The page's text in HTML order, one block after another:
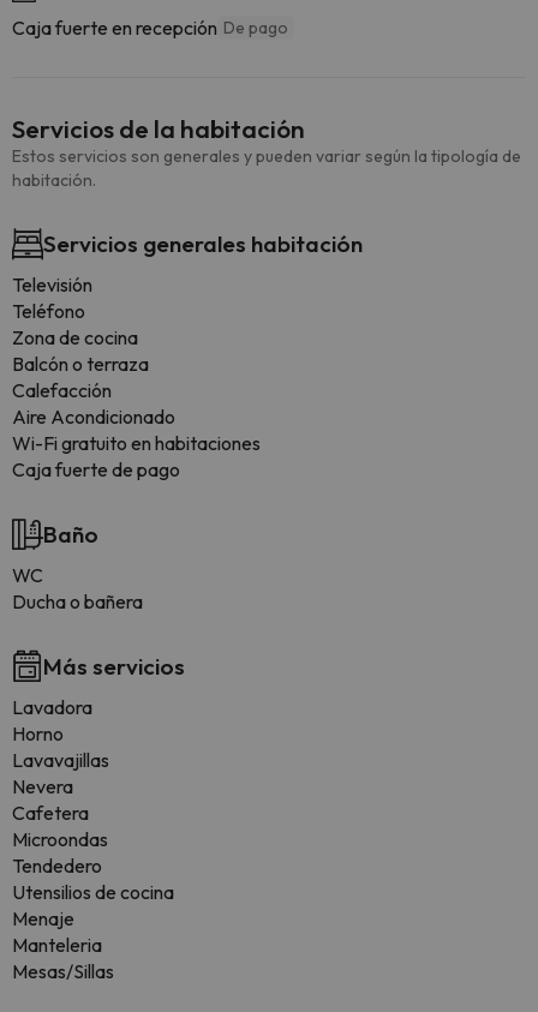
Caja fuerte en recepción De pago
Servicios de la habitación
Estos servicios son generales y pueden variar según la tipología de
habitación.
Servicios generales habitación
Televisión
Teléfono
Zona de cocina
Balcón o terraza
Calefacción
Aire Acondicionado
Wi-Fi gratuito en habitaciones
Caja fuerte de pago
Baño
WC
Ducha o bañera
Más servicios
Lavadora
Horno
Lavavajillas
Nevera
Cafetera
Microondas
Tendedero
Utensilios de cocina
Menaje
Manteleria
Mesas/Sillas